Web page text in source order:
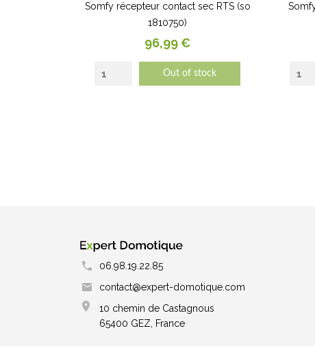
Somfy récepteur contact sec RTS (so
1810750)
Prix
96,99 €
Out of stock
06.98.19.22.85
contact@expert-domotique.com
10 chemin de Castagnous
65400 GEZ, France